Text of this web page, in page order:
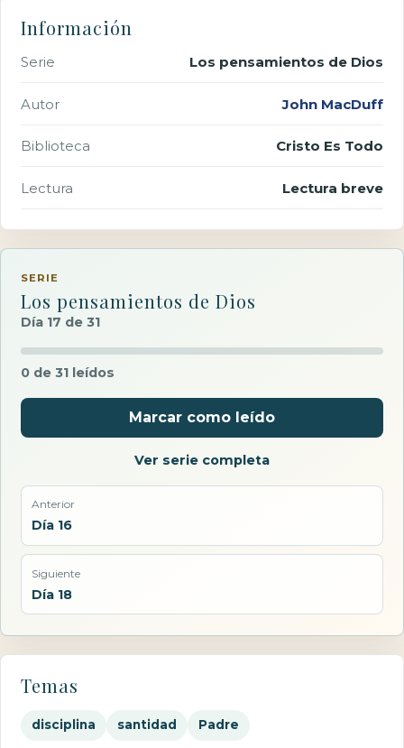
Información
Serie Los pensamientos de Dios
Autor John MacDuff
Biblioteca Cristo Es Todo
Lectura Lectura breve
SERIE
Los pensamientos de Dios
Día 17 de 31
0 de 31 leídos
Marcar como leído
Ver serie completa
Anterior
Día 16
Siguiente
Día 18
Temas
disciplina santidad Padre